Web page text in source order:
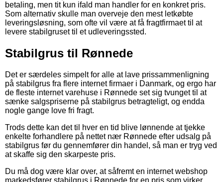
betaling, men tit kun ifald man handler for en konkret pris.
Som alternativ skulle man overveje den mest letkøbte
leveringsløsning, som ofte vil være at få fragtfirmaet til at
levere stabilgruset til et udleveringssted.
Stabilgrus til Rønnede
Det er særdeles simpelt for alle at lave prissammenligning
på stabilgrus fra flere internet firmaer i Danmark, og ergo har
de fleste internet varehuse i Rønnede set sig tvunget til at
sænke salgspriserne på stabilgrus betragteligt, og endda
nogle gange love fri fragt.
Trods dette kan det til hver en tid blive lønnende at tjekke
enkelte forhandlere på nettet nær Rønnede efter udsalg på
stabilgrus før du gennemfører din handel, så man er tryg ved
at skaffe sig den skarpeste pris.
Du må dog være klar over, at såfremt en internet webshop
markedsfører stabilgrus i Rønnede for en pris som virker